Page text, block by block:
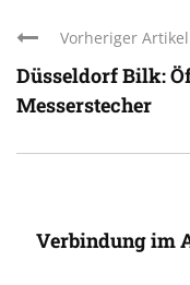
Vorheriger Artikel
Düsseldorf Bilk:
Messerstecher
Verbindung im